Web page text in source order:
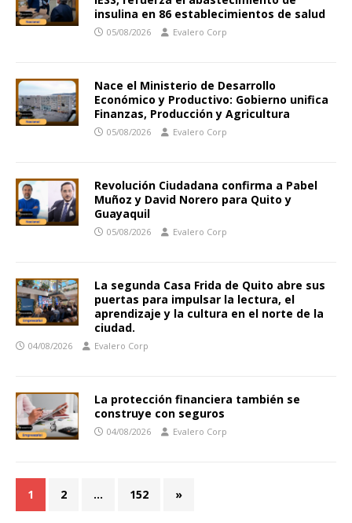
insulina en 86 establecimientos de salud
05/08/2026 Evalero Corp
Nace el Ministerio de Desarrollo
Económico y Productivo: Gobierno unifica
Finanzas, Producción y Agricultura
05/08/2026 Evalero Corp
Revolución Ciudadana confirma a Pabel
Muñoz y David Norero para Quito y
Guayaquil
05/08/2026 Evalero Corp
La segunda Casa Frida de Quito abre sus
puertas para impulsar la lectura, el
aprendizaje y la cultura en el norte de la
ciudad.
04/08/2026 Evalero Corp
La protección financiera también se
construye con seguros
04/08/2026 Evalero Corp
1 2 … 152 »